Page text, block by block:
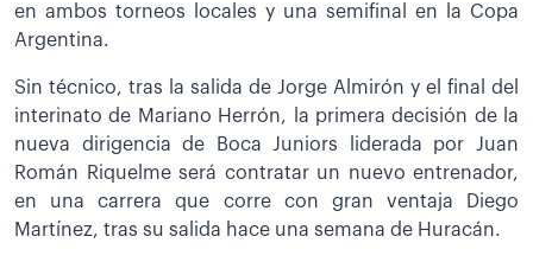
en ambos torneos locales y una semifinal en la Copa
Argentina.
Sin técnico, tras la salida de Jorge Almirón y el final del
interinato de Mariano Herrón, la primera decisión de la
nueva dirigencia de Boca Juniors liderada por Juan
Román Riquelme será contratar un nuevo entrenador,
en una carrera que corre con gran ventaja Diego
Martínez, tras su salida hace una semana de Huracán.